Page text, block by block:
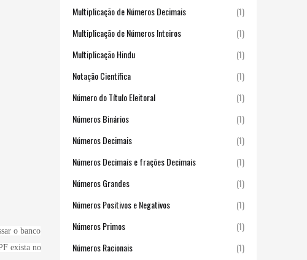
o banco
exista no
Multiplicação de Números Decimais
(1)
Multiplicação de Números Inteiros
(1)
Multiplicação Hindu
(1)
Notação Científica
(1)
Número do Título Eleitoral
(1)
Números Binários
(1)
Números Decimais
(1)
Números Decimais e frações Decimais
(1)
Números Grandes
(1)
Números Positivos e Negativos
(1)
Números Primos
(1)
Números Racionais
(1)